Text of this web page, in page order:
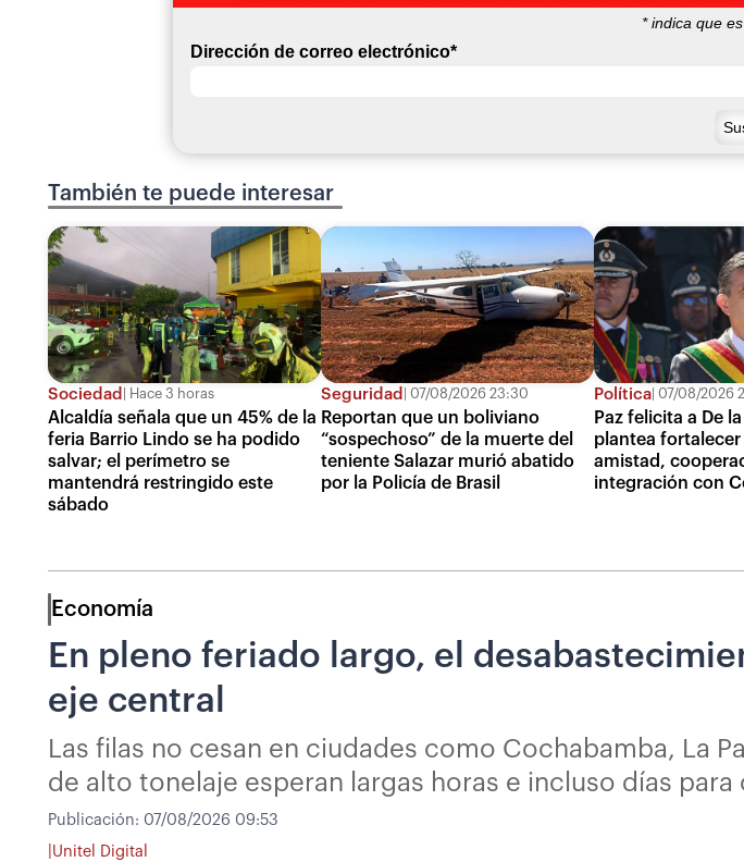
*indica que
Dirección de correo electrónico*
También te puede interesar
Sociedad Hace 3 horas
Alcaldía señala que un 45% de la
feria Barrio Lindo se ha podido
salvar; el perímetro se
mantendrá restringido este
sábado
Seguridad 07/08/2026 23:30
Reportan que un boliviano
“sospechoso” de la muerte del
teniente Salazar murió abatido
por la Policía de Brasil
Política 07/08/2026
Paz felicita a De
plantea fortalecer
amistad,
integración con
Economía
En pleno feriado largo, el
eje central
Las filas no cesan en ciudades como Cochabamba, La
de alto tonelaje esperan largas horas e incluso días
Publicación: 07/08/2026 09:53
Unitel Digital